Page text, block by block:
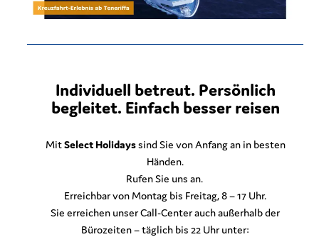
Individuell betreut. Persönlich
begleitet. Einfach besser reisen
MitSelect Holidayssind Sie von Anfang an in besten
Händen.
Rufen Sie uns an.
Erreichbar von Montag bis Freitag, 8 – 17 Uhr.
Sie erreichen unser Call-Center auch außerhalb der
Bürozeiten – täglich bis 22 Uhr unter: